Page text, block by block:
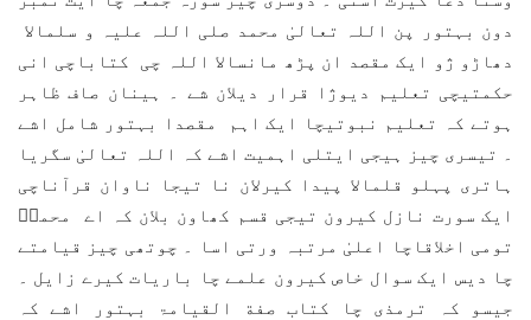
دون بہتور پن اللہ تعالیٰ محمد صلی اللہ علیہ و سلمالا
دھاڑو ژو ایک مقصد ان پڑھ مانسالا اللہ چی کتاباچی انی
حکمتیچی تعلیم دیوژا قرار دیلان شے ۔ ہینان صاف ظاہر
ہوتے کہ تعلیم نبوتیچا ایک اہم مقصدا بہتور شامل اشے
۔ تیسری چیز ہیجی ایتلی اہمیت اشے کہ اللہ تعالیٰ سگریا
ہاتری پہلو قلمالا پیدا کیرلان نا تیجا ناوان قرآناچی
ایک سورت نازل کیرون تیجی قسم کھاون بلان کہ اے محمدؐ
تومی اخلاقاچا اعلیٰ مرتبہ ورتی اسا ۔ چوتھی چیز قیامتے
چا دیس ایک سوال خاص کیرون علمے چا باریات کیرے زایل ۔
جیسو کہ ترمذی چا کتاب صفة القیامۃ بہتور اشے کہ